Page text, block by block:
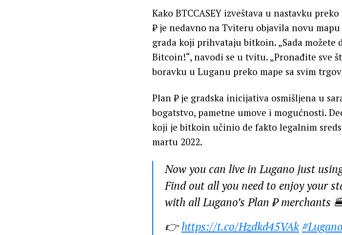
Kako BTCCASEY izveštava u nastavku
₿ je nedavno na Tviteru objavila novu
grada koji prihvataju bitkoin. „Sada možete
Bitcoin!“, navodi se u tvitu. „Pronađite sve
boravku u Luganu preko mape sa svim
Plan ₿ je gradska inicijativa osmišljena u
bogatstvo, pametne umove i mogućnosti.
koji je bitkoin učinio de fakto legalnim
martu 2022.
Now you can live in Lugano just
Find out all you need to enjoy your
with all Lugano’s Plan ₿
👉https://t.co/Hzdkd45VAk